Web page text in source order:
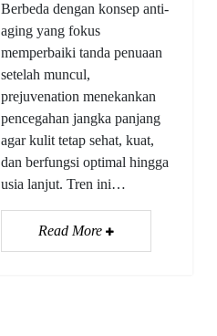
Berbeda dengan konsep anti-
aging yang fokus
memperbaiki tanda penuaan
setelah muncul,
prejuvenation menekankan
pencegahan jangka panjang
agar kulit tetap sehat, kuat,
dan berfungsi optimal hingga
usia lanjut. Tren ini…
Read More